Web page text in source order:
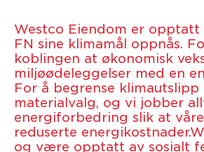
Westco Eiendom er
FN sine klimamål oppnås.
koblingen at økonomisk
miljøødeleggelser med en
For å begrense
materialvalg, og vi jobber
energiforbedring slik at
reduserte
og være opptatt av sosialt